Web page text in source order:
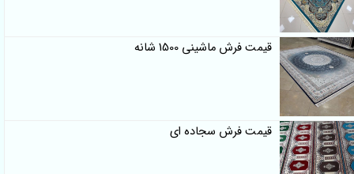
قیمت فرش ماشینی 1500 شانه
قیمت فرش سجاده ای